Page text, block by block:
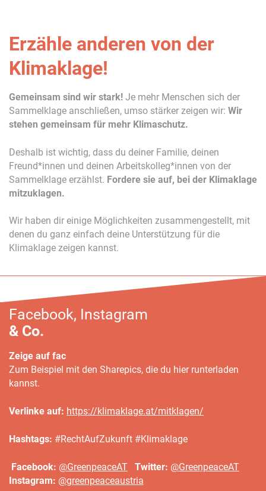
Erzähle anderen von der
Klimaklage!
Gemeinsam sind wir stark! Je mehr Menschen sich der
Sammelklage anschließen, umso stärker zeigen wir: Wir
stehen gemeinsam für mehr Klimaschutz.
Deshalb ist wichtig, dass du deiner Familie, deinen
Freund*innen und deinen Arbeitskolleg*innen von der
Sammelklage erzählst. Fordere sie auf, bei der Klimaklage
mitzuklagen.
Wir haben dir einige Möglichkeiten zusammengestellt, mit
denen du ganz einfach deine Unterstützung für die
Klimaklage zeigen kannst.
Facebook, Instagram
& Co.
Zeige auf fac
Zum Beispiel mit den Sharepics, die du hier runterladen
kannst.
Verlinke auf: https://klimaklage.at/mitklagen/
Hashtags: #RechtAufZukunft #Klimaklage
Facebook: @GreenpeaceAT Twitter: @GreenpeaceAT
Instagram: @greenpeaceaustria